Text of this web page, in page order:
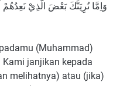
وَاِمَّا نُرِيَنَّكَ بَعْضَ الَّذِيْ نَعِدُهُمْ
(Muhammad)
janjikan kepada
melihatnya) atau (jika)